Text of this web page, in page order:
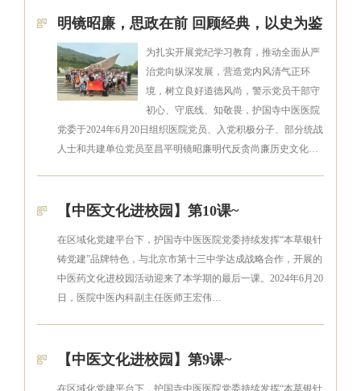
明镜昭廉，思政在前 回顾经典，以史为鉴
为扎实开展党纪学习教育，推动全面从严
治党向纵深发展，营造党内风清气正环
境，树立良好道德风尚，警示党员干部守
初心、守底线、知敬畏，护国寺中医医院
党委于2024年6月20日组织医院党员、入党积极分子、部分统战
人士和共建单位党员至昌平明镜昭廉明代反贪尚廉历史文化…
【中医文化进校园】第10课~
在区域化党建平台下，护国寺中医医院党委持续发挥“本草银针
铸党建”品牌特色，与北京市第十三中学达成战略合作，开展的
中医药文化进校园活动迎来了本学期的最后一课。2024年6月20
日，医院中医内科副主任医师王宏伟…
【中医文化进校园】第9课~
在区域化党建平台下，护国寺中医医院党委持续发挥“本草银针